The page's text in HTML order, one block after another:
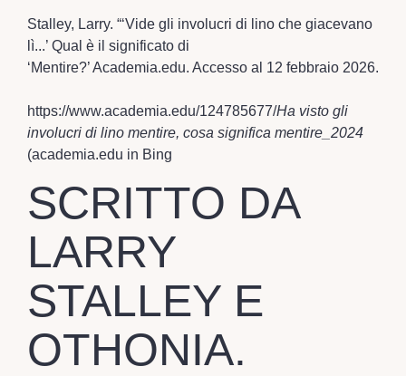
Stalley, Larry. “‘Vide gli involucri di lino che giacevano
lì...’ Qual è il significato di
‘Mentire?’ Academia.edu. Accesso al 12 febbraio 2026.
https://www.academia.edu/124785677/Ha visto gli
involucri di lino mentire, cosa significa mentire_2024
(academia.edu in Bing
SCRITTO DA
LARRY
STALLEY E
OTHONIA.